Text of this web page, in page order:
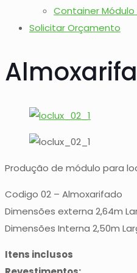
Container
Solicitar Orçamento
Produção de módulo para
Codigo 02 – Almoxarifado
Dimensões externa 2,64m
Dimensões Interna 2,50m
Itens inclusos